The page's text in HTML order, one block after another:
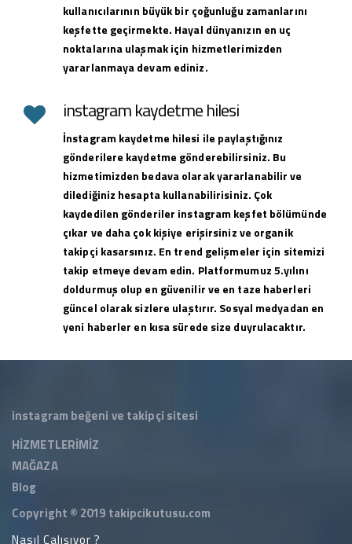
kullanıcılarının büyük bir çoğunluğu zamanlarını
keşfette geçirmekte. Hayal dünyanızın en uç
noktalarına ulaşmak için hizmetlerimizden
yararlanmaya devam ediniz.
instagram kaydetme hilesi
İnstagram kaydetme hilesi ile paylaştığınız
gönderilere kaydetme gönderebilirsiniz. Bu
hizmetimizden bedava olarak yararlanabilir ve
dilediğiniz hesapta kullanabilirisiniz. Çok
kaydedilen gönderiler instagram keşfet bölümünde
çıkar ve daha çok kişiye erişirsiniz ve organik
takipçi kasarsınız. En trend gelişmeler için sitemizi
takip etmeye devam edin. Platformumuz 5.yılını
doldurmuş olup en güvenilir ve en taze haberleri
güncel olarak sizlere ulaştırır. Sosyal medyadan en
yeni haberler en kısa sürede size duyrulacaktır.
instagram beğeni ve takipçi sitesi
HİZMETLERİMİZ
MAĞAZA
Blog
Copyright © 2019 takipcikutusu.com
Nasıl Çalışıyor ?